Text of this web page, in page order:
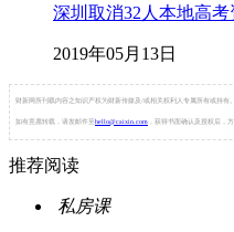
深圳取消32人本地高
2019年05月13日
财新网所刊载内容之知识产权为财新传媒及/或相关权利人专属所有或持有
如有意愿转载，请发邮件至 hello@caixin.com ，获得书面确认及授权后，方
推荐阅读
私房课